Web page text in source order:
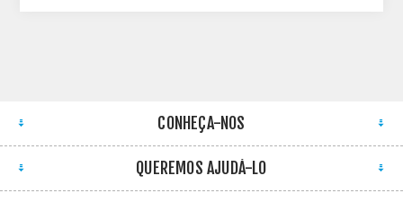
CONHEÇA-NOS
QUEREMOS AJUDÁ-LO